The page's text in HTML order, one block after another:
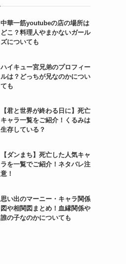
中華一筋youtubeの店の場所は
どこ？料理人やまかないガール
ズについても
ハイキュー宮兄弟のプロフィー
ルは？どっちが兄なのかについ
ても
【君と世界が終わる日に】死亡
キャラ一覧をご紹介！くるみは
生存している？
【ダンまち】死亡した人気キャ
ラを一覧でご紹介！ネタバレ注
意！
思い出のマーニー・キャラ関係
図や相関図まとめ！血縁関係や
誰の子なのかについても